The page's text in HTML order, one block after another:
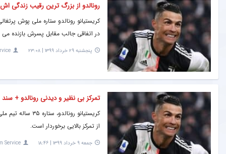
رونالدو از بزرگ ترین رقیب زندگی
کریستیانو رونالدو ستاره ملی پوش
در اتفاقی جالب مقابل پسرش بازنده
پنجشنبه ۲۹ خرداد ۱۳۹۹ | ۲۳:۰۸
تمرکز بی نظیر و دیدنی رونالدو + سند
کریستیانو
از تمرکز بالایی برخوردار است.
جمعه ۹ خرداد ۱۳۹۹ | ۱۸:۴۶ Service